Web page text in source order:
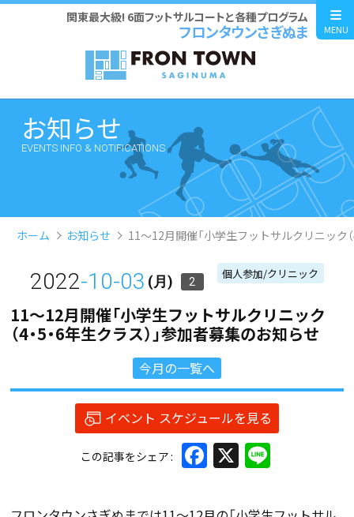
関東最大級! 6面フットサルコートと各種プログラム
フロンタウンさぎぬま MENU
お知らせ
EVENTS INFO & NOTIFICATIONS
ホーム お知らせ 11～12月開催「小学生フットサルクリニック
2022-10-03 (月) 2
個人参加/クリニック
11～12月開催「小学生フットサルクリニック
（4・5・6年生クラス）」参加者募集のお知らせ
今月の一覧へ
イベント スケジュールを見る
この記事をシェア Facebook
X